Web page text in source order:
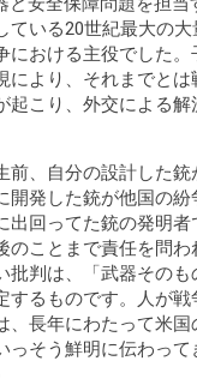
ている20世紀最大の
における主役でした
により、それまでと
起こり、外交による
前、自分の設計した
開発した銃が他国の
出回ってた銃の発明
のことまで責任を問
批判は、「武器その
するものです。人が
、長年にわたって米
っそう鮮明に伝わっ